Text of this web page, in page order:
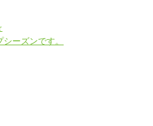
ーズンです。